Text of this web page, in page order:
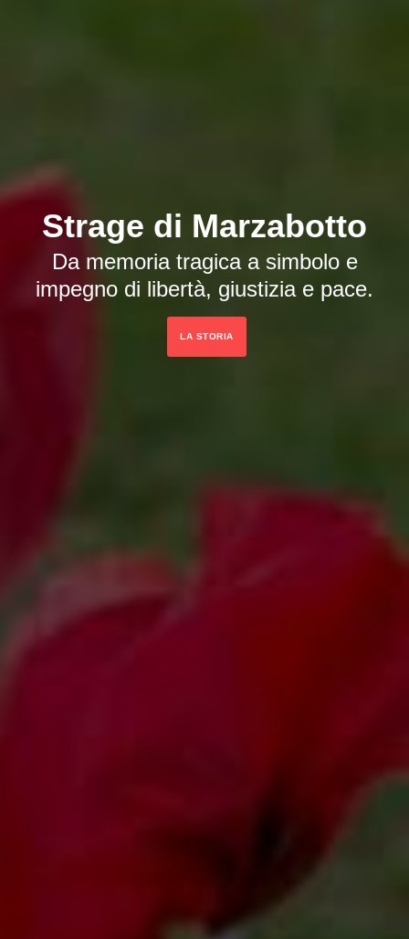
Strage di Marzabotto
Da memoria tragica a simbolo e
impegno di libertà, giustizia e pace.
LA STORIA